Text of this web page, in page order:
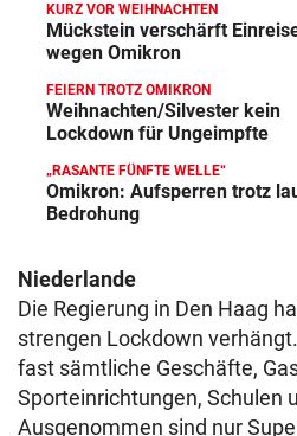
KURZ VOR WEIHNACHTEN
Mückstein verschärft
wegen Omikron
FEIERN TROTZ OMIKRON
Weihnachten/Silvester kein
Lockdown für Ungeimpfte
„RASANTE FÜNFTE WELLE“
Omikron: Aufsperren trotz
Bedrohung
Niederlande
Die Regierung in Den Haag
strengen Lockdown
fast sämtliche Geschäfte,
Sporteinrichtungen, Schulen
Ausgenommen sind nur